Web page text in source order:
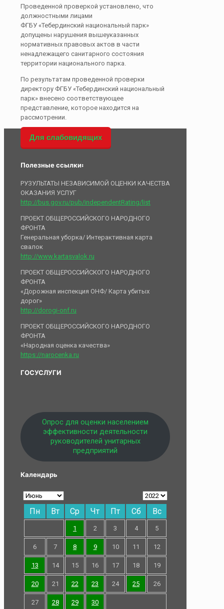
Проведенной проверкой установлено, что
должностными лицами
ФГБУ «Тебердинский национальный парк»
допущены нарушения вышеуказанных
нормативных правовых актов в части
ненадлежащего санитарного состояния
территории национального парка.
По результатам проведенной проверки
директору ФГБУ «Тебердинский национальный
парк» внесено соответствующее
представление, которое находится на
рассмотрении.
Для слабовидящих
Полезные ссылки:
РУЗУЛЬТАТЫ НЕЗАВИСИМОЙ ОЦЕНКИ КАЧЕСТВА
ОКАЗАНИЯ УСЛУГ
http://bus.gov.ru/pub/independentRating/list
ПРОЕКТ ОБЩЕРОССИЙСКОГО НАРОДНОГО
ФРОНТА
Генеральная уборка/ Интерактивная карта
свалок
http://www.kartasvalok.ru
ПРОЕКТ ОБЩЕРОССИЙСКОГО НАРОДНОГО
ФРОНТА
«Дорожная инспекция ОНФ/ Карта убитых
дорог»
http://dorogi-onf.ru
ПРОЕКТ ОБЩЕРОССИЙСКОГО НАРОДНОГО
ФРОНТА
«Народная оценка качества»
https://narocenka.ru
ГОСУСЛУГИ
Опрос для оценки населением
эффективности деятельности
руководителей унитарных
предприятий
Календарь
Пн Вт Ср Чт Пт Сб Вс
1 2 3 4 5
6 7 8 9 10 11 12
13 14 15 16 17 18 19
20 21 22 23 24 25 26
27 28 29 30